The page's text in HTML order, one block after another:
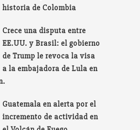
historia de Colombia
Crece una disputa entre
EE.UU. y Brasil: el gobierno
de Trump le revoca la visa
a la embajadora de Lula en
Guatemala en alerta por el
incremento de actividad en